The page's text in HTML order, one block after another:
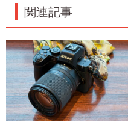
関連記事